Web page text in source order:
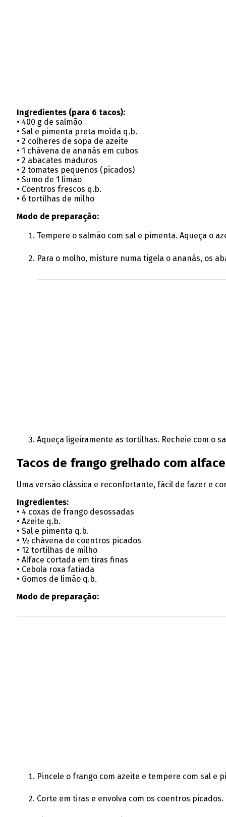
Ingredientes (para 6 tacos):
• 400 g de salmão
• Sal e pimenta preta moída q.b.
• 2 colheres de sopa de azeite
• 1 chávena de ananás em cubos
• 2 abacates maduros
• 2 tomates pequenos (picados)
• Sumo de 1 limão
• Coentros frescos q.b.
• 6 tortilhas de milho
Modo de preparação:
Tempere o salmão com sal e pimenta. Aqueça o
Para o molho, misture numa tigela o ananás, os
Aqueça ligeiramente as tortilhas. Recheie com o
Tacos de frango grelhado com
Uma versão clássica e reconfortante, fácil de fazer e
Ingredientes:
• 4 coxas de frango desossadas
• Azeite q.b.
• Sal e pimenta q.b.
• ½ chávena de coentros picados
• 12 tortilhas de milho
• Alface cortada em tiras finas
• Cebola roxa fatiada
• Gomos de limão q.b.
Modo de preparação:
Pincele o frango com azeite e tempere com sal e
Corte em tiras e envolva com os coentros picados.